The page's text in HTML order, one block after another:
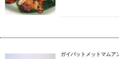
ガイパットメットマムア